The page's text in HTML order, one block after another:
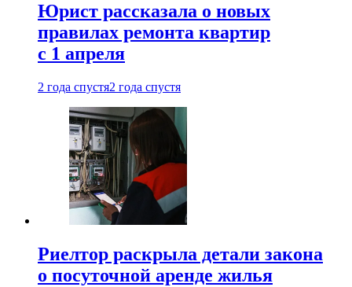
Юрист рассказала о новых
правилах ремонта квартир
с 1 апреля
2 года спустя2 года спустя
Риелтор раскрыла детали закона
о посуточной аренде жилья